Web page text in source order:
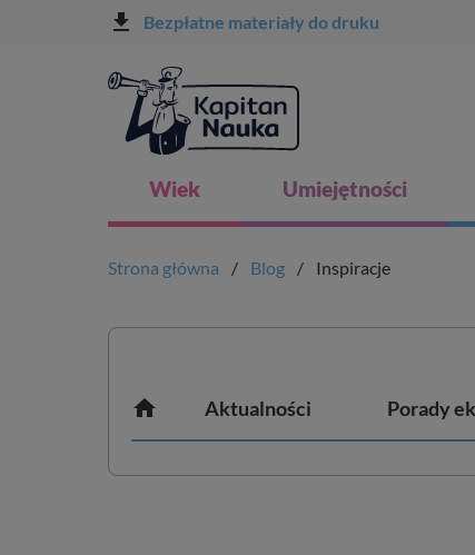
file_download Bezpłatne materiały do druku
Wiek Umiejętności
Strona główna Blog Inspiracje
 Aktualności Porady